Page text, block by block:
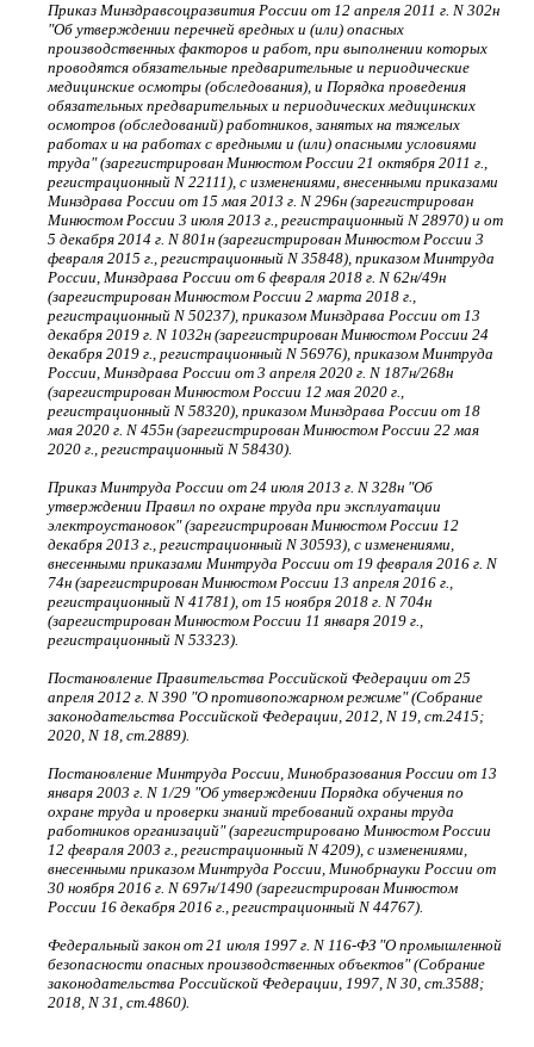
Приказ Минздравсоцразвития России от 12 апреля 2011 г. N 302н
"Об утверждении перечней вредных и (или) опасных
производственных факторов и работ, при выполнении которых
проводятся обязательные предварительные и периодические
медицинские осмотры (обследования), и Порядка проведения
обязательных предварительных и периодических медицинских
осмотров (обследований) работников, занятых на тяжелых
работах и на работах с вредными и (или) опасными условиями
труда" (зарегистрирован Минюстом России 21 октября 2011 г.,
регистрационный N 22111), с изменениями, внесенными приказами
Минздрава России от 15 мая 2013 г. N 296н (зарегистрирован
Минюстом России 3 июля 2013 г., регистрационный N 28970) и от
5 декабря 2014 г. N 801н (зарегистрирован Минюстом России 3
февраля 2015 г., регистрационный N 35848), приказом Минтруда
России, Минздрава России от 6 февраля 2018 г. N 62н/49н
(зарегистрирован Минюстом России 2 марта 2018 г.,
регистрационный N 50237), приказом Минздрава России от 13
декабря 2019 г. N 1032н (зарегистрирован Минюстом России 24
декабря 2019 г., регистрационный N 56976), приказом Минтруда
России, Минздрава России от 3 апреля 2020 г. N 187н/268н
(зарегистрирован Минюстом России 12 мая 2020 г.,
регистрационный N 58320), приказом Минздрава России от 18
мая 2020 г. N 455н (зарегистрирован Минюстом России 22 мая
2020 г., регистрационный N 58430).
Приказ Минтруда России от 24 июля 2013 г. N 328н "Об
утверждении Правил по охране труда при эксплуатации
электроустановок" (зарегистрирован Минюстом России 12
декабря 2013 г., регистрационный N 30593), с изменениями,
внесенными приказами Минтруда России от 19 февраля 2016 г. N
74н (зарегистрирован Минюстом России 13 апреля 2016 г.,
регистрационный N 41781), от 15 ноября 2018 г. N 704н
(зарегистрирован Минюстом России 11 января 2019 г.,
регистрационный N 53323).
Постановление Правительства Российской Федерации от 25
апреля 2012 г. N 390 "О противопожарном режиме" (Собрание
законодательства Российской Федерации, 2012, N 19, ст.2415;
2020, N 18, ст.2889).
Постановление Минтруда России, Минобразования России от 13
января 2003 г. N 1/29 "Об утверждении Порядка обучения по
охране труда и проверки знаний требований охраны труда
работников организаций" (зарегистрировано Минюстом России
12 февраля 2003 г., регистрационный N 4209), с изменениями,
внесенными приказом Минтруда России, Минобрнауки России от
30 ноября 2016 г. N 697н/1490 (зарегистрирован Минюстом
России 16 декабря 2016 г., регистрационный N 44767).
Федеральный закон от 21 июля 1997 г. N 116-ФЗ "О промышленной
безопасности опасных производственных объектов" (Собрание
законодательства Российской Федерации, 1997, N 30, ст.3588;
2018, N 31, ст.4860).